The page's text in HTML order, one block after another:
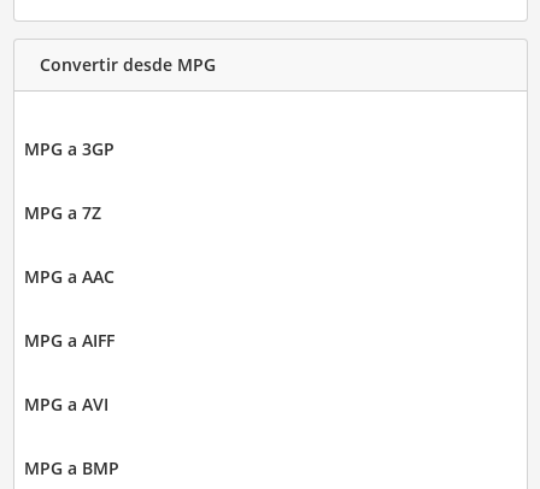
Convertir desde MPG
MPG a 3GP
MPG a 7Z
MPG a AAC
MPG a AIFF
MPG a AVI
MPG a BMP